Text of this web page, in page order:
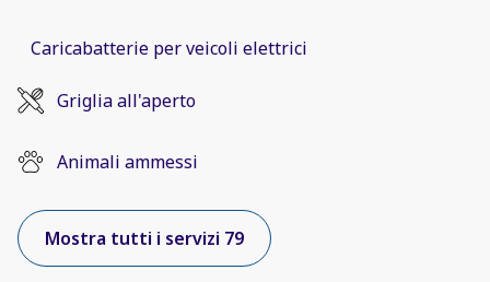
Caricabatterie per veicoli elettrici
Griglia all'aperto
Animali ammessi
Mostra tutti i servizi 79